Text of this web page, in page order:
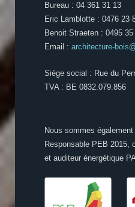
Bureau : 04 361 31 13
Eric Lamblotte : 0476 23
Benoit Straeten : 0495
Email : architecture-
Siège social : Rue du
TVA : BE 0832.079.856
Nous sommes
Responsable PEB 2015,
et auditeur énergétique